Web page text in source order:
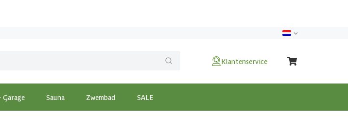
Klantenservice
Sauna Zwembad SALE